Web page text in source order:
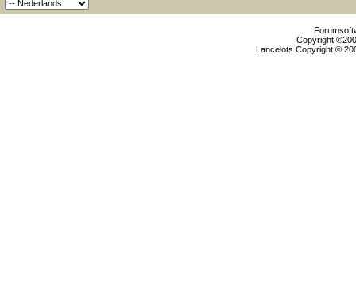
Copyright
Lancelots Copyright ©